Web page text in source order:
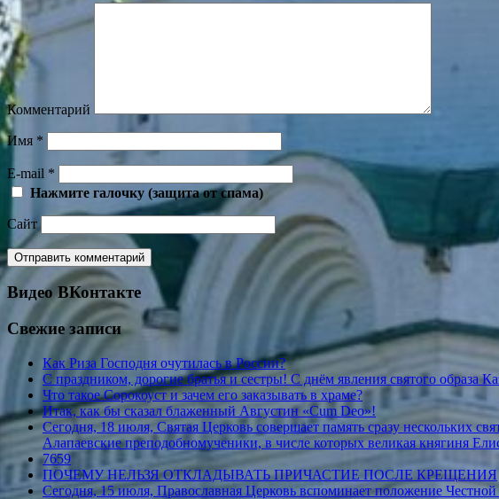
Комментарий
Имя *
E-mail *
Нажмите галочку (защита от спама)
Сайт
Видео ВКонтакте
Свежие записи
Как Риза Господня очутилась в России?
С праздником, дорогие братья и сестры! С днём явления святого образа
Что такое Сорокоуст и зачем его заказывать в храме?
Итак, как бы сказал блаженный Августин «Cum Deo»!
Сегодня, 18 июля, Святая Церковь совершает память сразу
Алапаевские преподобномученики, в числе которых великая княгиня
7659
ПОЧЕМУ НЕЛЬЗЯ ОТКЛАДЫВАТЬ ПРИЧАСТИЕ ПОСЛЕ КРЕЩЕНИЯ
Сегодня, 15 июля, Православная Церковь вспоминает положение